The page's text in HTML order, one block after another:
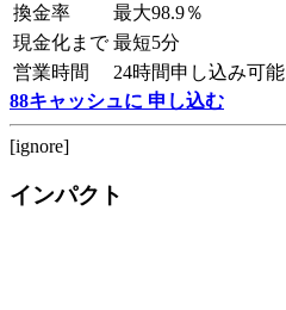
換金率
最大98.9％
現金化まで 最短5分
営業時間
24時間申し込み可能
88キャッシュに 申し込む
[ignore]
インパクト